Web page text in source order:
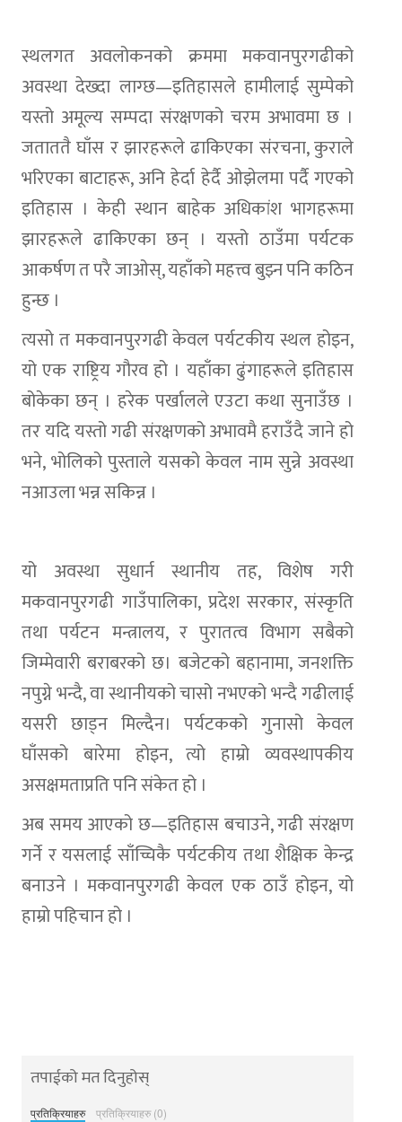
स्थलगत अवलोकनको क्रममा मकवानपुरगढीको
अवस्था देख्दा लाग्छ—इतिहासले हामीलाई सुम्पेको
यस्तो अमूल्य सम्पदा संरक्षणको चरम अभावमा छ ।
जताततै घाँस र झारहरूले ढाकिएका संरचना, कुराले
भरिएका बाटाहरू, अनि हेर्दा हेर्दै ओझेलमा पर्दै गएको
इतिहास । केही स्थान बाहेक अधिकांश भागहरूमा
झारहरूले ढाकिएका छन् । यस्तो ठाउँमा पर्यटक
आकर्षण त परै जाओस्, यहाँको महत्त्व बुझ्न पनि कठिन
हुन्छ ।
त्यसो त मकवानपुरगढी केवल पर्यटकीय स्थल होइन,
यो एक राष्ट्रिय गौरव हो । यहाँका ढुंगाहरूले इतिहास
बोकेका छन् । हरेक पर्खालले एउटा कथा सुनाउँछ ।
तर यदि यस्तो गढी संरक्षणको अभावमै हराउँदै जाने हो
भने, भोलिको पुस्ताले यसको केवल नाम सुन्ने अवस्था
नआउला भन्न सकिन्न ।
यो अवस्था सुधार्न स्थानीय तह, विशेष गरी
मकवानपुरगढी गाउँपालिका, प्रदेश सरकार, संस्कृति
तथा पर्यटन मन्त्रालय, र पुरातत्व विभाग सबैको
जिम्मेवारी बराबरको छ। बजेटको बहानामा, जनशक्ति
नपुग्ने भन्दै, वा स्थानीयको चासो नभएको भन्दै गढीलाई
यसरी छाड्न मिल्दैन। पर्यटकको गुनासो केवल
घाँसको बारेमा होइन, त्यो हाम्रो व्यवस्थापकीय
असक्षमताप्रति पनि संकेत हो ।
अब समय आएको छ—इतिहास बचाउने, गढी संरक्षण
गर्ने र यसलाई साँच्चिकै पर्यटकीय तथा शैक्षिक केन्द्र
बनाउने । मकवानपुरगढी केवल एक ठाउँ होइन, यो
हाम्रो पहिचान हो ।
तपाईको मत दिनुहोस्
प्रतिक्रियाहरु प्रतिक्रियाहरु (0)